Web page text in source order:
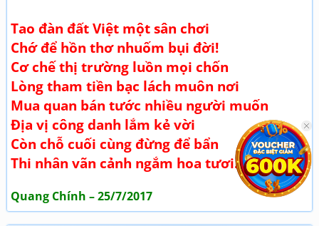
Tao đàn đất Việt một sân chơi
Chớ để hồn thơ nhuốm bụi đời!
Cơ chế thị trường luồn mọi chốn
Lòng tham tiền bạc lách muôn nơi
Mua quan bán tước nhiều người muốn
Địa vị công danh lắm kẻ vời
Còn chỗ cuối cùng đừng để bẩn
Thi nhân vãn cảnh ngắm hoa tươi.
Quang Chính – 25/7/2017